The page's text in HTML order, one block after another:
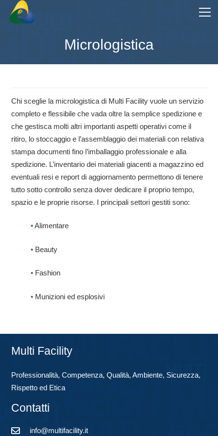
Micrologistica
Chi sceglie la micrologistica di Multi Facility vuole un servizio
completo e flessibile che vada oltre la semplice spedizione e
che gestisca molti altri importanti aspetti operativi come il
ritiro, lo stoccaggio e l’assemblaggio dei materiali con relativa
stampa documenti fino l’imballaggio professionale e alla
spedizione. L’inventario dei materiali giacenti a magazzino ed
eventuali resi e report di aggiornamento permettono di tenere
tutto sotto controllo senza dover dedicare il proprio tempo,
spazio e le proprie risorse. I principali settori gestiti sono:
•Alimentare
•Beauty
•Fashion
•Munizioni ed esplosivi
Multi Facility
Professionalità, Competenza, Qualità, Ambiente, Sicurezza,
Rispetto ed Etica
Contatti
info@multifacility.it